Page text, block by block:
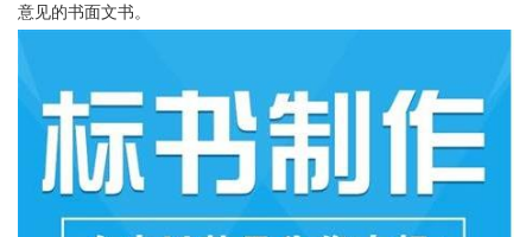
意见的书面文书。